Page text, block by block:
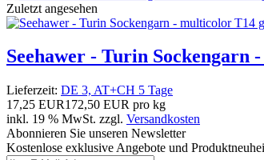
Zuletzt angesehen
Seehawer - Turin
Lieferzeit: DE 3, AT+CH 5 Tage
17,25 EUR172,50 EUR pro kg
inkl. 19 % MwSt. zzgl. Versandkosten
Abonnieren Sie unseren Newsletter
Kostenlose exklusive Angebote und